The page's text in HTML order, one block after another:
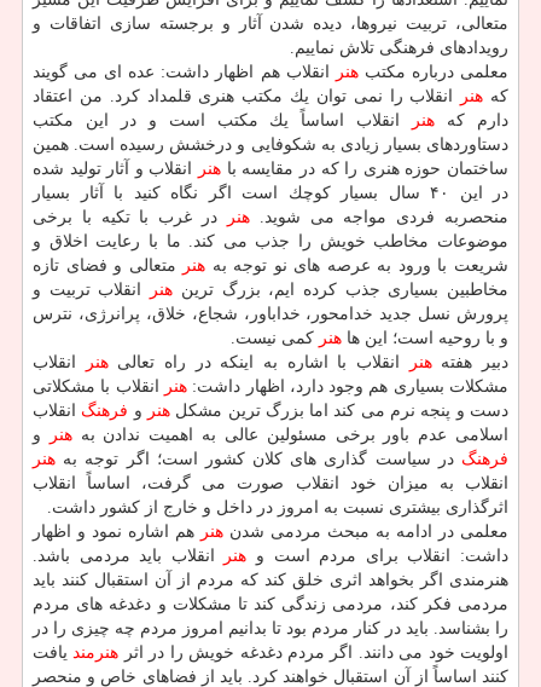
متعالی، تربیت نیروها، دیده شدن آثار و برجسته سازی اتفاقات و
رویدادهای فرهنگی تلاش نماییم.
معلمی درباره مكتبهنر
انقلاب هم اظهار داشت: عده ای می گویند
كه هنر
انقلاب را نمی توان یك مكتب هنری قلمداد كرد. من اعتقاد
دارم كه هنر
انقلاب اساساً یك مكتب است و در این مكتب
دستاوردهای بسیار زیادی به شكوفایی و درخشش رسیده است. همین
ساختمان حوزه هنری را كه در مقایسه با هنر
انقلاب و آثار تولید شده
در این ۴۰ سال بسیار كوچك است اگر نگاه كنید با آثار بسیار
منحصربه فردی مواجه می شوید.هنر
در غرب با تكیه با برخی
موضوعات مخاطب خویش را جذب می كند. ما با رعایت اخلاق و
شریعت با ورود به عرصه های نو توجه به هنر
متعالی و فضای تازه
مخاطبین بسیاری جذب كرده ایم، بزرگ ترین هنر
انقلاب تربیت و
پرورش نسل جدید خدامحور، خداباور، شجاع، خلاق، پرانرژی، نترس
و با روحیه است؛ این ها هنر كمی نیست.
دبیر هفتههنر انقلاب با اشاره به اینكه در راه تعالیهنر
انقلاب
مشكلات بسیاری هم وجود دارد، اظهار داشت:هنر
انقلاب با مشكلاتی
دست و پنجه نرم می كند اما بزرگ ترین مشكلهنر و فرهنگ انقلاب
اسلامی عدم باور برخی مسئولین عالی به اهمیت ندادن بههنر
و
فرهنگ در سیاست گذاری های كلان كشور است؛ اگر توجه به هنر
انقلاب به میزان خود انقلاب صورت می گرفت، اساساً انقلاب
اثرگذاری بیشتری نسبت به امروز در داخل و خارج از كشور داشت.
معلمی در ادامه به مبحث مردمی شدن هنر هم اشاره نمود و اظهار
داشت: انقلاب برای مردم است و هنر
انقلاب باید مردمی باشد.
هنرمندی اگر بخواهد اثری خلق كند كه مردم از آن استقبال كنند باید
مردمی فكر كند، مردمی زندگی كند تا مشكلات و دغدغه های مردم
را بشناسد. باید در كنار مردم بود تا بدانیم امروز مردم چه چیزی را در
اولویت خود می دانند. اگر مردم دغدغه خویش را در اثر هنرمند یافت
كنند اساساً از آن استقبال خواهند كرد. باید از فضاهای خاص و منحصر